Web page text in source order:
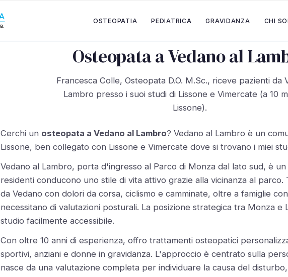
OSTEOPATIA PEDIATRICA GRAVIDANZA CHI
Osteopata a Vedano al
Francesca Colle, Osteopata D.O. M.Sc., riceve pazienti da
Lambro presso i suoi studi di Lissone e Vimercate (a 10
Lissone).
Cerchi un osteopata a Vedano al Lambro? Vedano al Lambro è un
Lissone, ben collegato con Lissone e Vimercate dove si trovano i miei
Vedano al Lambro, porta d'ingresso al Parco di Monza dal lato sud, è
residenti conducono uno stile di vita attivo grazie alla vicinanza al
da Vedano con dolori da corsa, ciclismo e camminate, oltre a famiglie
necessitano di valutazioni posturali. La posizione strategica tra Monza e
studio facilmente accessibile.
Con oltre 10 anni di esperienza, offro trattamenti osteopatici
sportivi, anziani e donne in gravidanza. L'approccio è centrato sulla
nasce da una valutazione completa per individuare la causa del